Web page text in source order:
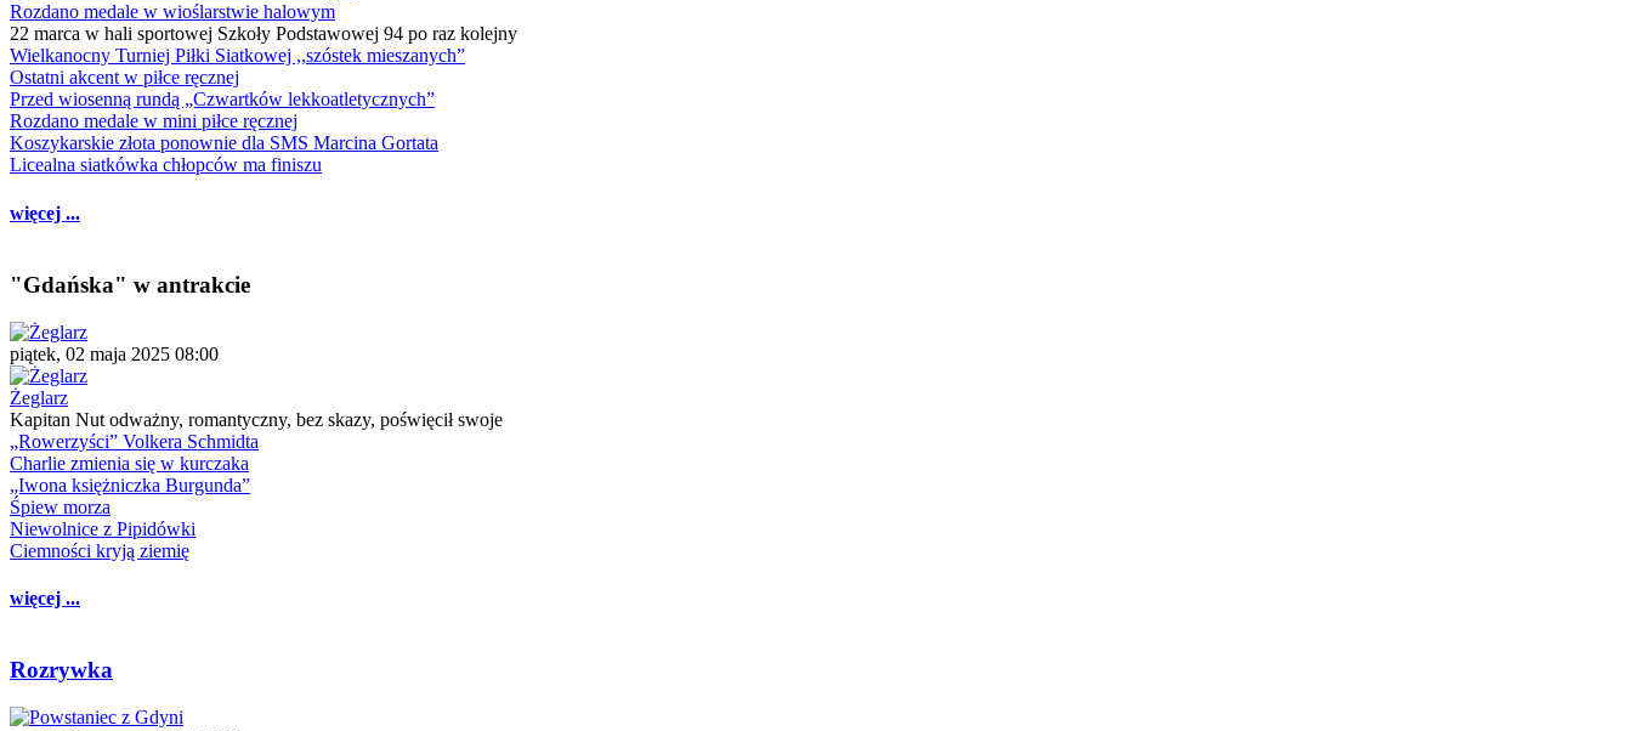
Rozdano medale w wioślarstwie halowym
22 marca w hali sportowej Szkoły Podstawowej 94 po raz kolejny
Wielkanocny Turniej Piłki Siatkowej ,,szóstek mieszanych”
Ostatni akcent w piłce ręcznej
Przed wiosenną rundą „Czwartków lekkoatletycznych”
Rozdano medale w mini piłce ręcznej
Koszykarskie złota ponownie dla SMS Marcina Gortata
Licealna siatkówka chłopców ma finiszu
więcej ...
"Gdańska" w antrakcie
piątek, 02 maja 2025 08:00
Żeglarz
Kapitan Nut odważny, romantyczny, bez skazy, poświęcił swoje
„Rowerzyści” Volkera Schmidta
Charlie zmienia się w kurczaka
„Iwona księżniczka Burgunda”
Śpiew morza
Niewolnice z Pipidówki
Ciemności kryją ziemię
więcej ...
Rozrywka